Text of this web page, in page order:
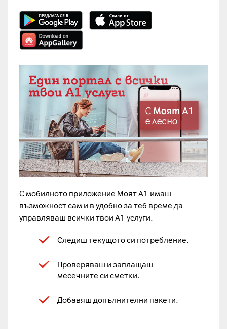
С мобилното приложение Моят А1 имаш
възможност сам и в удобно за теб време да
управляваш всички твои А1 услуги.
Следиш текущото си потребление.
Проверяваш и заплащаш
месечните си сметки.
Добавяш допълнителни пакети.